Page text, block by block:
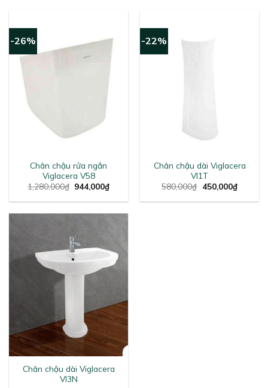
-26%
Chân chậu rửa ngắn
Viglacera V58
1,280,000₫ Original
price
was:
944,000₫Current
is:
-22%
Chân chậu dài Viglacera
VI1T
580,000₫ Original
price
was:
450,000₫Current
price
is:
Chân chậu dài Viglacera
VI3N